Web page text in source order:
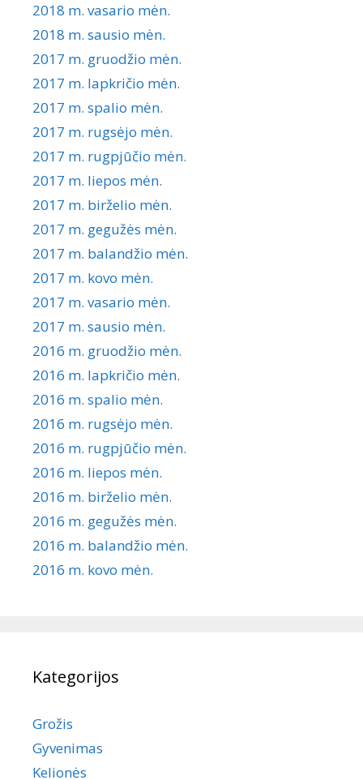
2018 m. vasario mėn.
2018 m. sausio mėn.
2017 m. gruodžio mėn.
2017 m. lapkričio mėn.
2017 m. spalio mėn.
2017 m. rugsėjo mėn.
2017 m. rugpjūčio mėn.
2017 m. liepos mėn.
2017 m. birželio mėn.
2017 m. gegužės mėn.
2017 m. balandžio mėn.
2017 m. kovo mėn.
2017 m. vasario mėn.
2017 m. sausio mėn.
2016 m. gruodžio mėn.
2016 m. lapkričio mėn.
2016 m. spalio mėn.
2016 m. rugsėjo mėn.
2016 m. rugpjūčio mėn.
2016 m. liepos mėn.
2016 m. birželio mėn.
2016 m. gegužės mėn.
2016 m. balandžio mėn.
2016 m. kovo mėn.
Kategorijos
Grožis
Gyvenimas
Kelionės